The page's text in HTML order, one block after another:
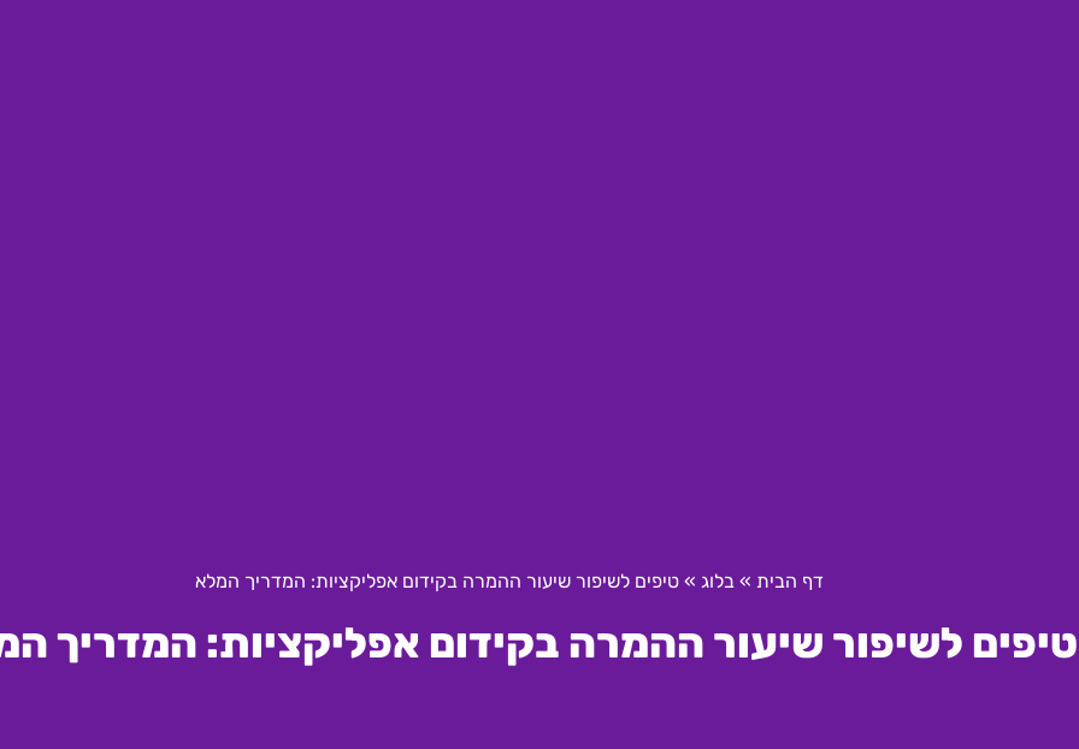
דף הבית » בלוג » טיפים לשיפור שיעור ההמרה בקידום אפליקציות: המדריך המלא
טיפים לשיפור שיעור ההמרה בקידום אפליקציות: המדריך